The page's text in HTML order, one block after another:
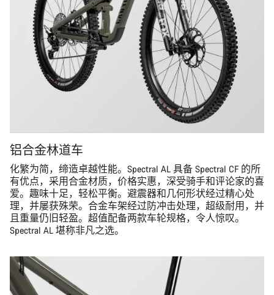
铝合金林道车
化繁为简，缔造卓越性能。Spectral AL 具备 Spectral CF 的所
有优点，采用合金材质，价格实惠，深受骑手和评论家的喜
爱。趣味十足，轻松平衡。避震器和几何形状经过精心处
理，并屡获殊荣。合金车架经过防冲击处理，超级耐用，并
且重量仍旧轻盈。超值配备两款车轮规格，令人惊叹。
Spectral AL 堪称非凡之选。